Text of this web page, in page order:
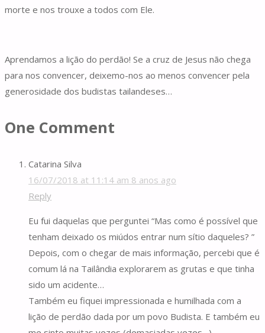
morte e nos trouxe a todos com Ele.
Aprendamos a lição do perdão! Se a cruz de Jesus não chega
para nos convencer, deixemo-nos ao menos convencer pela
generosidade dos budistas tailandeses…
One Comment
Catarina Silva
16/07/2018 at 11:14 am 8 anos ago
Reply
Eu fui daquelas que perguntei “Mas como é possível que
tenham deixado os miúdos entrar num sítio daqueles? ”
Depois, com o chegar de mais informação, percebi que é
comum lá na Tailândia explorarem as grutas e que tinha
sido um acidente…
Também eu fiquei impressionada e humilhada com a
lição de perdão dada por um povo Budista. E também eu